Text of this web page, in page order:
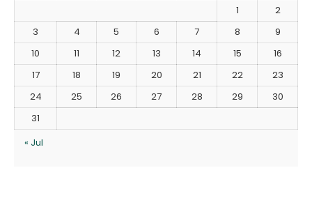
1
2
3
4 5 6 7 8
9
10
11 12 13 14 15
16
17
18 19 20 21 22
23
24
25 26 27 28 29
30
31
« Jul